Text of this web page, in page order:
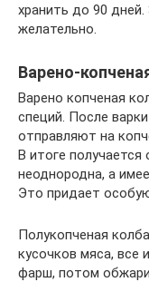
хранить до 90
желательно.
Варено-
Варено копченая
специй. После
отправляют на
В итоге получается
неоднородна, а
Это придает
Полукопченая
кусочков мяса, все
фарш, потом